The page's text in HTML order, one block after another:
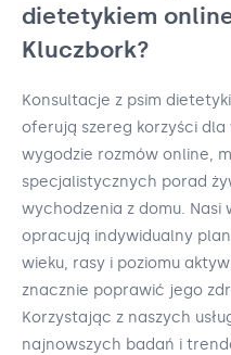
dietetykiem
Kluczbork?
Konsultacje z psim
oferują szereg korzyści dla
wygodzie rozmów online,
specjalistycznych porad
wychodzenia z domu.
opracują indywidualny
wieku, rasy i poziomu
znacznie poprawić jego
Korzystając z naszych
najnowszych badań i